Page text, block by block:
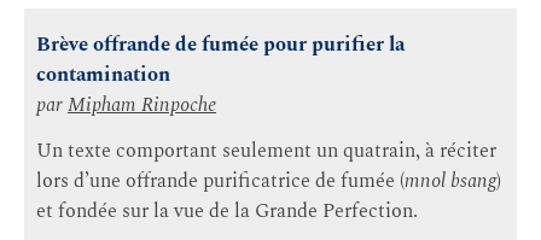
Brève offrande de fumée pour purifier la
contamination
parMipham Rinpoche
Un texte comportant seulement un quatrain, à réciter
lors d’une offrande purificatrice de fumée (mnol bsang)
et fondée sur la vue de la Grande Perfection.